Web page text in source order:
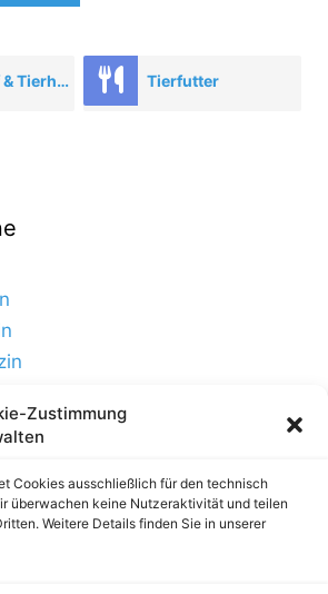
Zustimmung
Cookies ausschließlich für den technisch
überwachen keine Nutzeraktivität und teilen
Weitere Details finden Sie in unserer
Tierbedarf & Tierhandel Tierfutter